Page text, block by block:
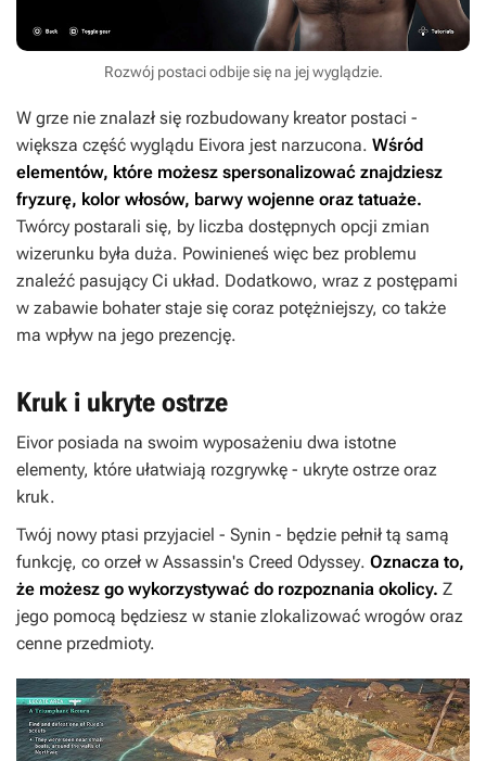
Rozwój postaci odbije się na jej wyglądzie.
W grze nie znalazł się rozbudowany kreator postaci -
większa część wyglądu Eivora jest narzucona. Wśród
elementów, które możesz spersonalizować znajdziesz
fryzurę, kolor włosów, barwy wojenne oraz tatuaże.
Twórcy postarali się, by liczba dostępnych opcji zmian
wizerunku była duża. Powinieneś więc bez problemu
znaleźć pasujący Ci układ. Dodatkowo, wraz z postępami
w zabawie bohater staje się coraz potężniejszy, co także
ma wpływ na jego prezencję.
Kruk i ukryte ostrze
Eivor posiada na swoim wyposażeniu dwa istotne
elementy, które ułatwiają rozgrywkę - ukryte ostrze oraz
kruk.
Twój nowy ptasi przyjaciel - Synin - będzie pełnił tą samą
funkcję, co orzeł w Assassin's Creed Odyssey. Oznacza to,
że możesz go wykorzystywać do rozpoznania okolicy. Z
jego pomocą będziesz w stanie zlokalizować wrogów oraz
cenne przedmioty.